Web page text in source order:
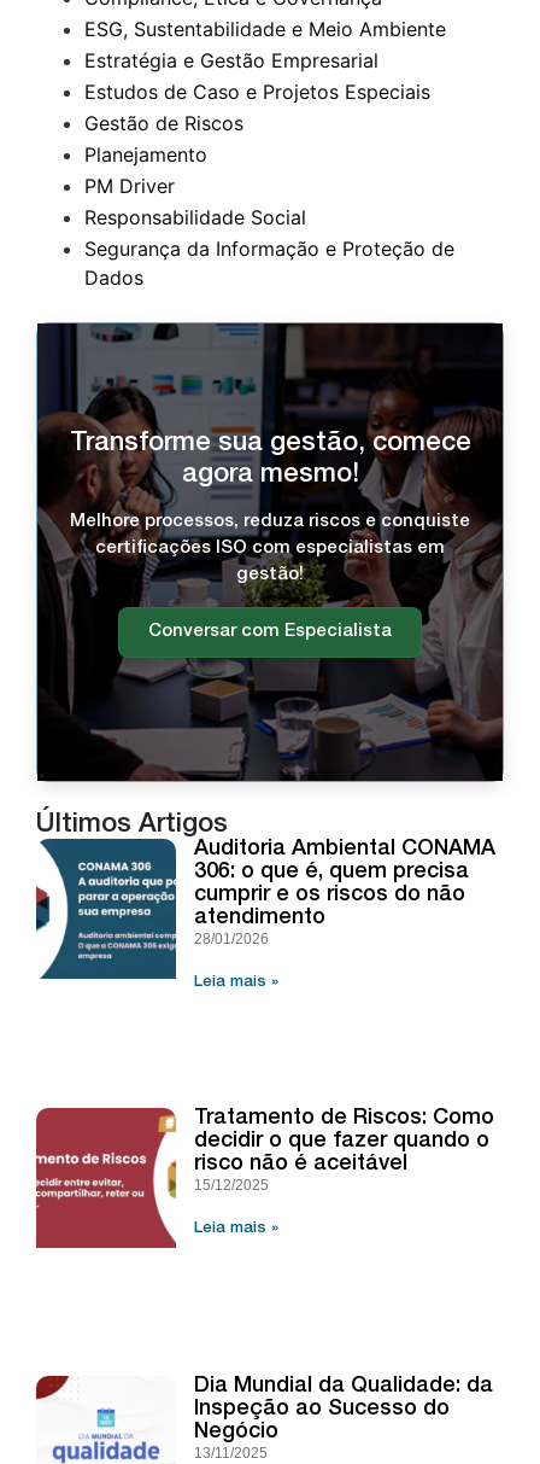
ESG, Sustentabilidade e Meio Ambiente
Estratégia e Gestão Empresarial
Estudos de Caso e Projetos Especiais
Gestão de Riscos
Planejamento
PM Driver
Responsabilidade Social
Segurança da Informação e Proteção de
Dados
Transforme sua gestão, comece
agora mesmo!
Melhore processos, reduza riscos e conquiste
certificações ISO com especialistas em
gestão!
Conversar com Especialista
Últimos Artigos
Auditoria Ambiental CONAMA
306: o que é, quem precisa
cumprir e os riscos do não
atendimento
28/01/2026
Leia mais »
Tratamento de Riscos: Como
decidir o que fazer quando o
risco não é aceitável
15/12/2025
Leia mais »
Dia Mundial da Qualidade: da
Inspeção ao Sucesso do
Negócio
13/11/2025